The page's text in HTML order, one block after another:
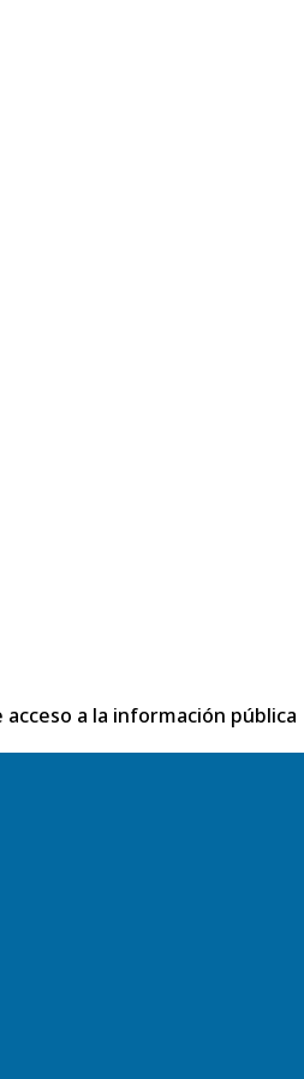
a la información pública